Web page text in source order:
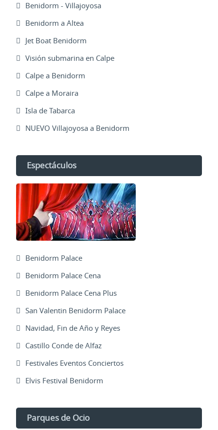
Benidorm - Villajoyosa
Benidorm a Altea
Jet Boat Benidorm
Visión submarina en Calpe
Calpe a Benidorm
Calpe a Moraira
Isla de Tabarca
NUEVO Villajoyosa a Benidorm
Espectáculos
Benidorm Palace
Benidorm Palace Cena
Benidorm Palace Cena Plus
San Valentin Benidorm Palace
Navidad, Fin de Año y Reyes
Castillo Conde de Alfaz
Festivales Eventos Conciertos
Elvis Festival Benidorm
Parques de Ocio